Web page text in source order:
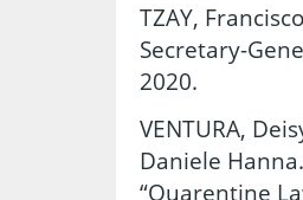
TZAY,
Secretary-
2020.
VENTURA,
Daniele
“Quarentine